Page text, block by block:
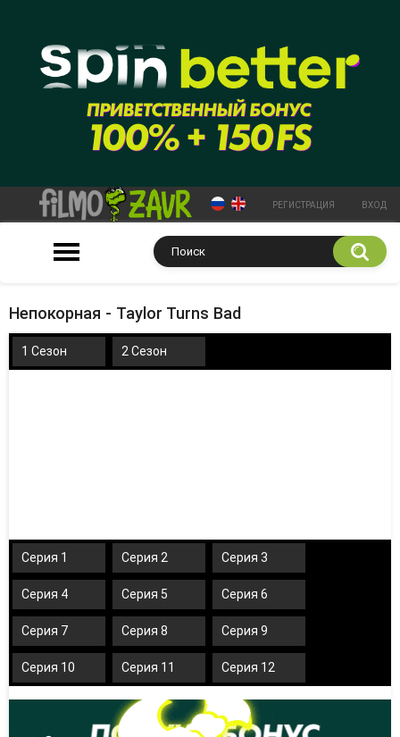
РЕГИСТРАЦИЯ ВХОД
Непокорная - Taylor Turns Bad
1 Сезон 2 Сезон
Серия 1 Серия 2 Серия 3
Серия 4 Серия 5 Серия 6
Серия 7 Серия 8 Серия 9
Серия 10 Серия 11 Серия 12